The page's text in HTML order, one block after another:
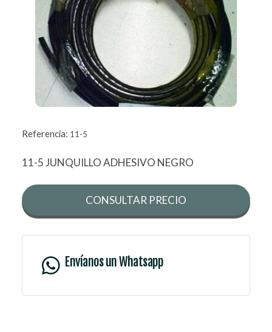
Referencia: 11-5
11-5 JUNQUILLO ADHESIVO NEGRO
CONSULTAR PRECIO
Envíanos un Whatsapp